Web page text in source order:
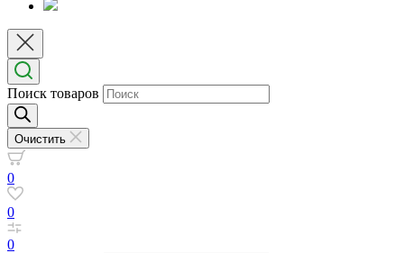
Поиск товаров
Очистить
0
0
0